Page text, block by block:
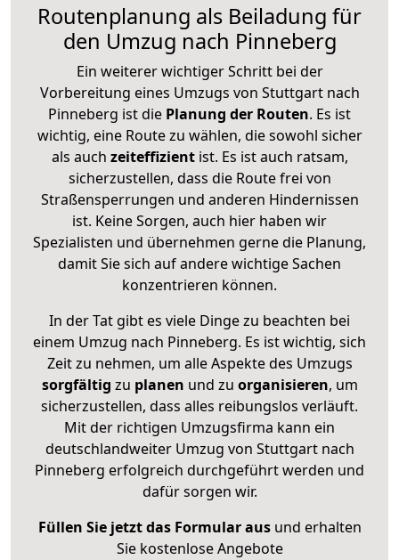
Routenplanung als Beiladung für
den Umzug nach Pinneberg
Ein weiterer wichtiger Schritt bei der
Vorbereitung eines Umzugs von Stuttgart nach
Pinneberg ist die Planung der Routen. Es ist
wichtig, eine Route zu wählen, die sowohl sicher
als auch zeiteffizientist. Es ist auch ratsam,
sicherzustellen, dass die Route frei von
Straßensperrungen und anderen Hindernissen
ist. Keine Sorgen, auch hier haben wir
Spezialisten und übernehmen gerne die Planung,
damit Sie sich auf andere wichtige Sachen
konzentrieren können.
In der Tat gibt es viele Dinge zu beachten bei
einem Umzug nach Pinneberg. Es ist wichtig, sich
Zeit zu nehmen, um alle Aspekte des Umzugs
sorgfältig zu planen und zu organisieren, um
sicherzustellen, dass alles reibungslos verläuft.
Mit der richtigen Umzugsfirma kann ein
deutschlandweiter Umzug von Stuttgart nach
Pinneberg erfolgreich durchgeführt werden und
dafür sorgen wir.
Füllen Sie jetzt das Formular ausund erhalten
Sie kostenlose Angebote